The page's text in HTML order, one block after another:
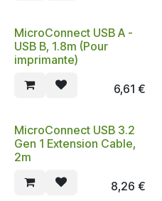
MicroConnect USB A -
USB B, 1.8m (Pour
imprimante)
6,61 €
MicroConnect USB 3.2
Gen 1 Extension Cable,
2m
8,26 €